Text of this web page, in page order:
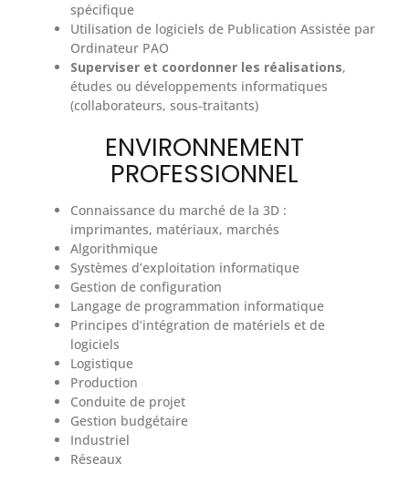
spécifique
Utilisation de logiciels de Publication Assistée par
Ordinateur PAO
Superviser et coordonner les réalisations,
études ou développements informatiques
(collaborateurs, sous-traitants)
ENVIRONNEMENT
PROFESSIONNEL
Connaissance du marché de la 3D :
imprimantes, matériaux, marchés
Algorithmique
Systèmes d’exploitation informatique
Gestion de configuration
Langage de programmation informatique
Principes d’intégration de matériels et de
logiciels
Logistique
Production
Conduite de projet
Gestion budgétaire
Industriel
Réseaux